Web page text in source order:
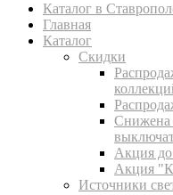
Каталог в
Главная
Каталог
Скидки
Cнижена
Акция до
Акция
Источники